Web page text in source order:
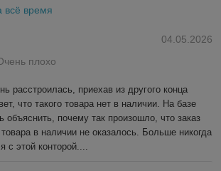
всё время
04.05.2026
плохо
расстроилась, приехав из другого конца
что такого товара нет в наличии. На базе
объяснить, почему так произошло, что заказ
в наличии не оказалось. Больше никогда
с этой конторой....